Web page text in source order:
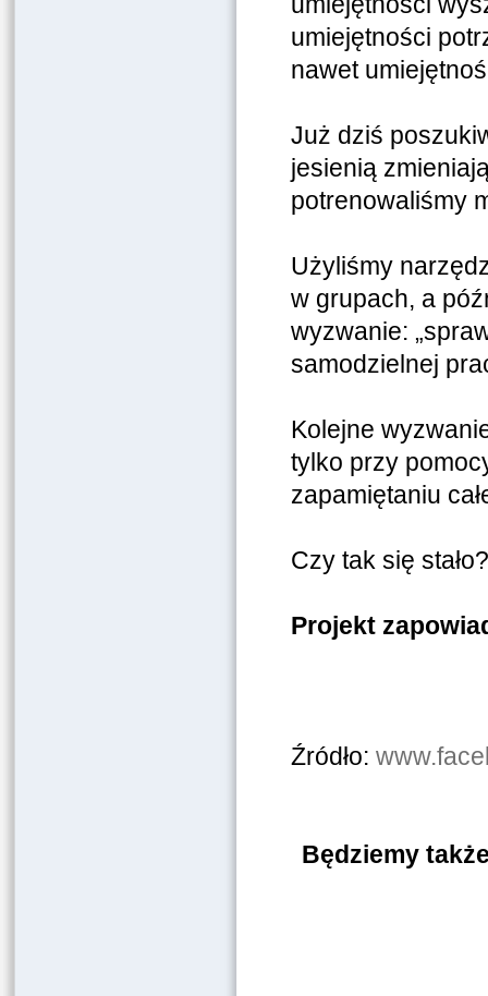
umiejętności
nawet
Już dziś
jesienią
potrenowaliśmy
Użyliśmy
w grupach, a
wyzwanie:
samodzielnej
Kolejne
tylko przy
zapamiętaniu
Czy tak się
Projekt
Źródło:
Będziemy